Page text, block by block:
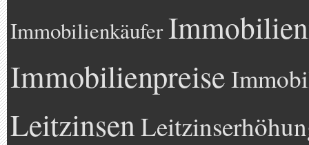
Immobilienkäufer
Immobilienpreise
Leitzinsen